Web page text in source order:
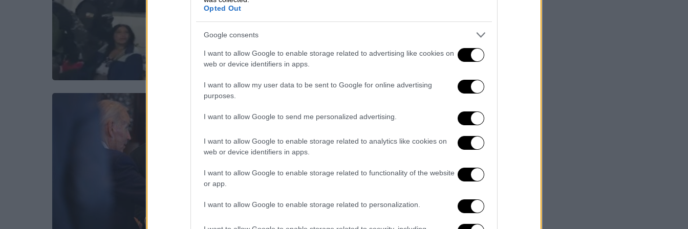
Opted Out
Google consents
I want to allow Google to enable storage related to advertising like cookies on
web or device identifiers in apps.
I want to allow my user data to be sent to Google for online advertising
purposes.
I want to allow Google to send me personalized advertising.
I want to allow Google to enable storage related to analytics like cookies on
web or device identifiers in apps.
I want to allow Google to enable storage related to functionality of the website
or app.
I want to allow Google to enable storage related to personalization.
Ο Πίκο, που είναι γνωστός στον
υπόκοσμο με το ψευδώνυμο Κάπτεν
στον κατάλογο των πλέον
επικίνδυνων εγκληματιών στη χώρα
Κόσμος|22.04.2024 22:39
στην Ουάσιγκτον; Τι απαντά η
πρεσβεία των ΗΠΑ στην Άγκυρα
Η πρεσβεία των ΗΠΑ στην Άγκυρα
επίσημη ανακοίνωση